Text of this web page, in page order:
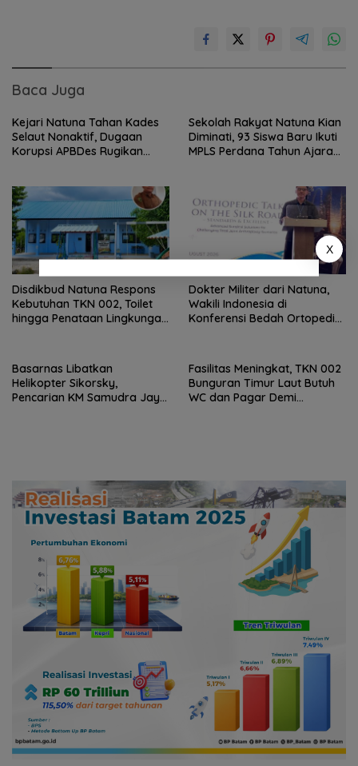
Baca Juga
Kejari Natuna Tahan Kades
Selaut Nonaktif, Dugaan
Korupsi APBDes Rugikan
Sekolah Rakyat Natuna Kian
Diminati, 93 Siswa Baru Ikuti
MPLS Perdana Tahun Ajaran
Disdikbud Natuna Respons
Kebutuhan TKN 002, Toilet
hingga Penataan Lingkungan
Dokter Militer dari Natuna,
Wakili Indonesia di
Konferensi Bedah Ortopedi
Basarnas Libatkan
Helikopter Sikorsky,
Pencarian KM Samudra Jaya
Fasilitas Meningkat, TKN 002
Bunguran Timur Laut Butuh
WC dan Pagar Demi
X